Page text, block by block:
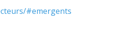
#emergents